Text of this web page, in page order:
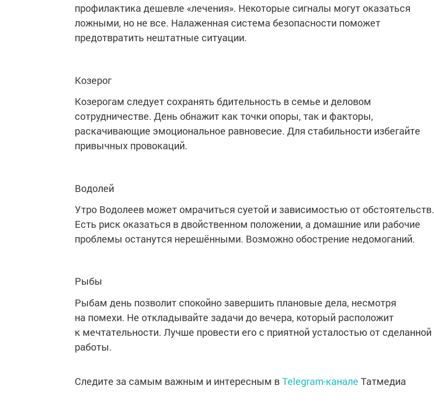
профилактика дешевле «лечения». Некоторые сигналы могут оказаться
ложными, но не все. Налаженная система безопасности поможет
предотвратить нештатные ситуации.
Козерог
Козерогам следует сохранять бдительность в семье и деловом
сотрудничестве. День обнажит как точки опоры, так и факторы,
раскачивающие эмоциональное равновесие. Для стабильности избегайте
привычных провокаций.
Водолей
Утро Водолеев может омрачиться суетой и зависимостью от обстоятельств.
Есть риск оказаться в двойственном положении, а домашние или рабочие
проблемы останутся нерешёнными. Возможно обострение недомоганий.
Рыбы
Рыбам день позволит спокойно завершить плановые дела, несмотря
на помехи. Не откладывайте задачи до вечера, который расположит
к мечтательности. Лучше провести его с приятной усталостью от сделанной
работы.
Следите за самым важным и интересным вTelegram-канале Татмедиа